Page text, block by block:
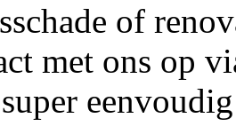
of
met ons op